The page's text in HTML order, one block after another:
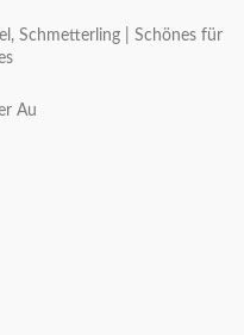
Schmetterling | Schönes für
Au